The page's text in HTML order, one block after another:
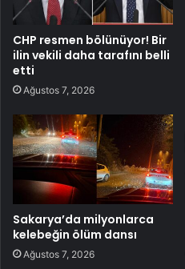
CHP resmen bölünüyor! Bir
ilin vekili daha tarafını belli
etti
Ağustos 7, 2026
Sakarya’da milyonlarca
kelebeğin ölüm dansı
Ağustos 7, 2026